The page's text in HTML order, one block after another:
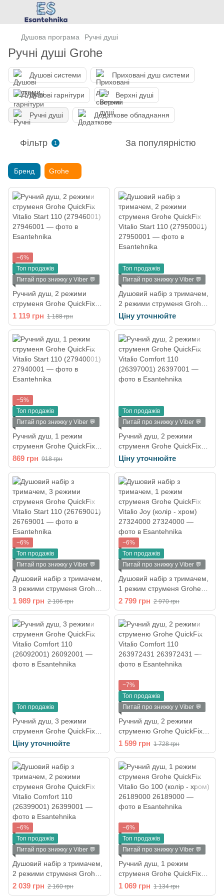
Душова програма Ручні душі
Ручні душі Grohe
Душові системи Приховані душ системи
Душові гарнітури Верхні душі
Ручні душі Додаткове обладнання
Фільтр 1 За популярністю
Бренд Grohe
−6%
Топ продажів
Питай про знижку у Viber 💬
Ручний душ, 2 режими
струменя Grohe QuickFix
Vitalio Start 110 (27946001)
1 119 грн 1 188 грн
Топ продажів
Питай про знижку у Viber 💬
Душовий набір з тримачем,
2 режими струменя Grohe
QuickFix Vitalio Start 110
(27950001)
Ціну уточнюйте
−5%
Топ продажів
Питай про знижку у Viber 💬
Ручний душ, 1 режим
струменя Grohe QuickFix
Vitalio Start 110 (27940001)
869 грн 918 грн
Топ продажів
Питай про знижку у Viber 💬
Ручний душ, 2 режими
струменя Grohe QuickFix
Vitalio Comfort 110
(26397001)
Ціну уточнюйте
−6%
Топ продажів
Питай про знижку у Viber 💬
Душовий набір з тримачем,
3 режими струменя Grohe
QuickFix Vitalio Start 110
(26769001)
1 989 грн 2 106 грн
−6%
Топ продажів
Питай про знижку у Viber 💬
Душовий набір з тримачем,
1 режим струменя Grohe
QuickFix Vitalio Joy (колір -
хром) 27324000
2 799 грн 2 970 грн
Топ продажів
Ручний душ, 3 режими
струменя Grohe QuickFix
Vitalio Comfort 110
(26092001)
Ціну уточнюйте
−7%
Топ продажів
Питай про знижку у Viber 💬
Ручний душ, 2 режими
струменю Grohe QuickFix
Vitalio Comfort 110
263972431
1 599 грн 1 728 грн
−6%
Топ продажів
Питай про знижку у Viber 💬
Душовий набір з тримачем,
2 режими струменя Grohe
QuickFix Vitalio Comfort 110
(26399001)
2 039 грн 2 160 грн
−6%
Топ продажів
Питай про знижку у Viber 💬
Ручний душ, 1 режим
струменя Grohe QuickFix
Vitalio Go 100 (колір - хром)
26189000
1 069 грн 1 134 грн